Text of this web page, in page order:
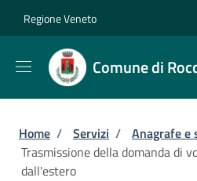
Regione Veneto
Comune di
Briciole di pane
Home / Servizi / Anagrafe e
Trasmissione della domanda di
dall'estero